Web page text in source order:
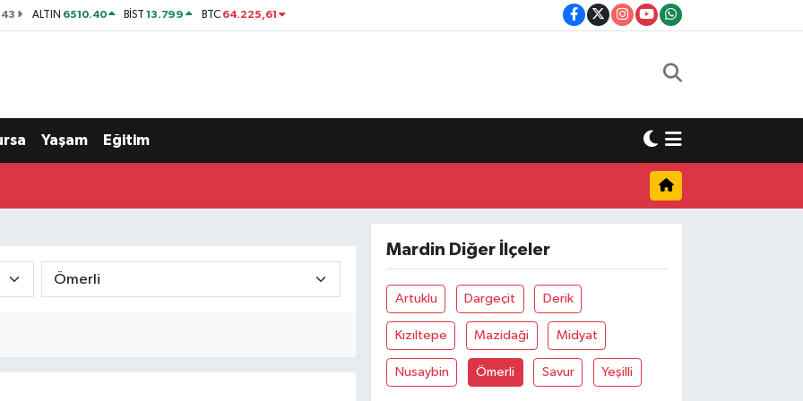
ALTIN 6510.40 BİST13.799 BTC 64.225,61
Yaşam Eğitim
Mardin Diğer İlçeler
Artuklu Dargeçit Derik
Kızıltepe Mazidaği Midyat
Nusaybin Ömerli Savur Yeşilli